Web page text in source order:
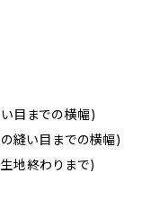
目までの横幅)
縫い目までの横幅)
地終わりまで)